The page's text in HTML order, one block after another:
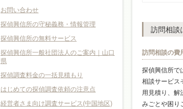
訪問相談
訪問相談の費
探偵興信所で
相談サービス
用見積り、解
みごとや困り
お問い合わせ
探偵興信所の守秘義務・情報管理
探偵興信所の無料サービス
探偵興信所一般社団法人のご案内｜山口
県
探偵調査料金の一括見積もり
はじめての探偵調査依頼の注意点
経営者さま向け調査サービス(中国地区)